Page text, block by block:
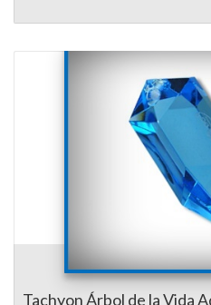
Tachyon Árbol de la Vida